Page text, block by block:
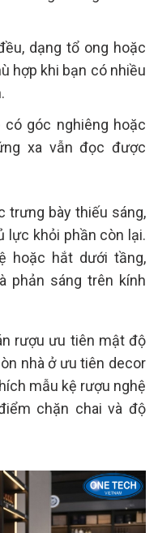
dạng tổ ong hoặc
hợp khi bạn có nhiều
có góc nghiêng hoặc
xa vẫn đọc được
trưng bày thiếu sáng,
lực khỏi phần còn lại.
hoặc hắt dưới tầng,
phản sáng trên kính
rượu ưu tiên mật độ
nhà ở ưu tiên decor
mẫu kệ rượu nghệ
chặn chai và độ